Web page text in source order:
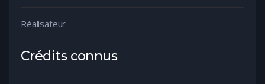
Réalisateur
Crédits connus